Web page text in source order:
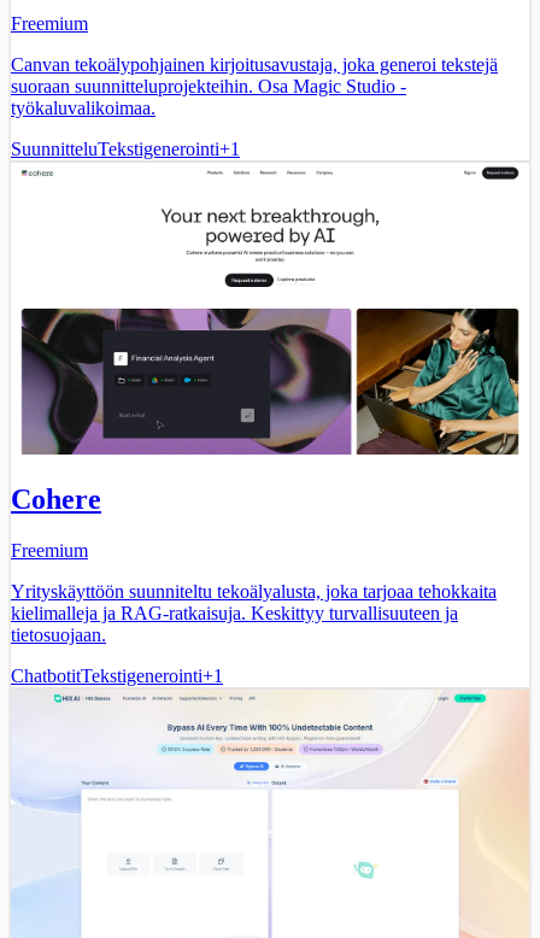
Freemium
Canvan tekoälypohjainen kirjoitusavustaja, joka generoi tekstejä
suoraan suunnitteluprojekteihin. Osa Magic Studio -
työkaluvalikoimaa.
SuunnitteluTekstigenerointi+1
Cohere
Freemium
Yrityskäyttöön suunniteltu tekoälyalusta, joka tarjoaa tehokkaita
kielimalleja ja RAG-ratkaisuja. Keskittyy turvallisuuteen ja
tietosuojaan.
ChatbotitTekstigenerointi+1